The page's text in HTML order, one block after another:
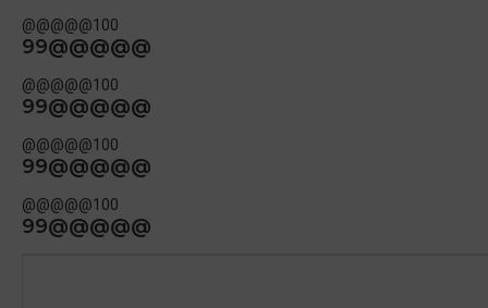
@@@@@100
99@@@@@
@@@@@100
99@@@@@
@@@@@100
99@@@@@
@@@@@100
99@@@@@